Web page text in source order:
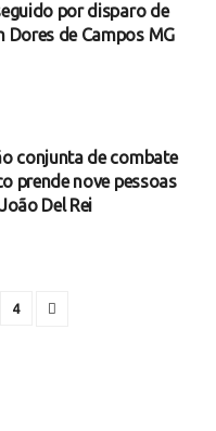
por disparo de
Dores de Campos MG
conjunta de combate
prende nove pessoas
Del Rei
4